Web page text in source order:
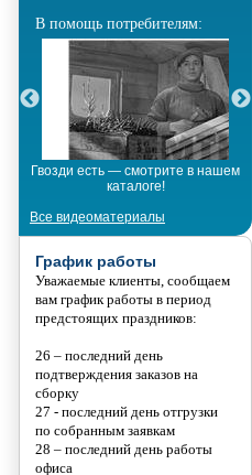
В помощь потребителям:
Гвозди есть — смотрите в нашем
каталоге!
Все видеоматериалы
График работы
Уважаемые клиенты, сообщаем
вам график работы в период
предстоящих праздников:
26 – последний день
подтверждения заказов на
сборку
27 - последний день отгрузки
по собранным заявкам
28 – последний день работы
офиса